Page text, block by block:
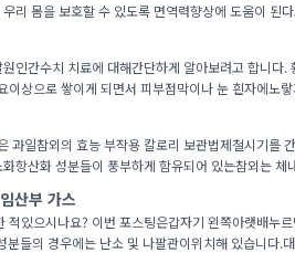
리 몸을 보호할 수 있도록 면역력향상에 도움이 된
인간수치 치료에 대해간단하게 알아보려고 합니
상으로 쌓이게 되면서 피부점막이나 눈 흰자에노
과일참외의 효능 부작용 칼로리 보관법제철시기
항산화 성분들이 풍부하게 함유되어 있는참외는 체
산부 가스
있으시나요? 이번 포스팅은갑자기 왼쪽아랫배
들의 경우에는 난소 및 나팔관이위치해 있습니다.